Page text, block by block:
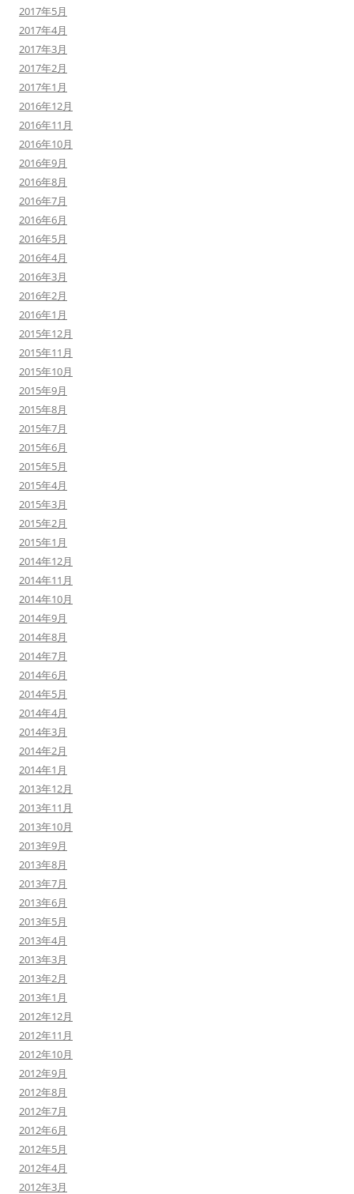
2017年5月
2017年4月
2017年3月
2017年2月
2017年1月
2016年12月
2016年11月
2016年10月
2016年9月
2016年8月
2016年7月
2016年6月
2016年5月
2016年4月
2016年3月
2016年2月
2016年1月
2015年12月
2015年11月
2015年10月
2015年9月
2015年8月
2015年7月
2015年6月
2015年5月
2015年4月
2015年3月
2015年2月
2015年1月
2014年12月
2014年11月
2014年10月
2014年9月
2014年8月
2014年7月
2014年6月
2014年5月
2014年4月
2014年3月
2014年2月
2014年1月
2013年12月
2013年11月
2013年10月
2013年9月
2013年8月
2013年7月
2013年6月
2013年5月
2013年4月
2013年3月
2013年2月
2013年1月
2012年12月
2012年11月
2012年10月
2012年9月
2012年8月
2012年7月
2012年6月
2012年5月
2012年4月
2012年3月